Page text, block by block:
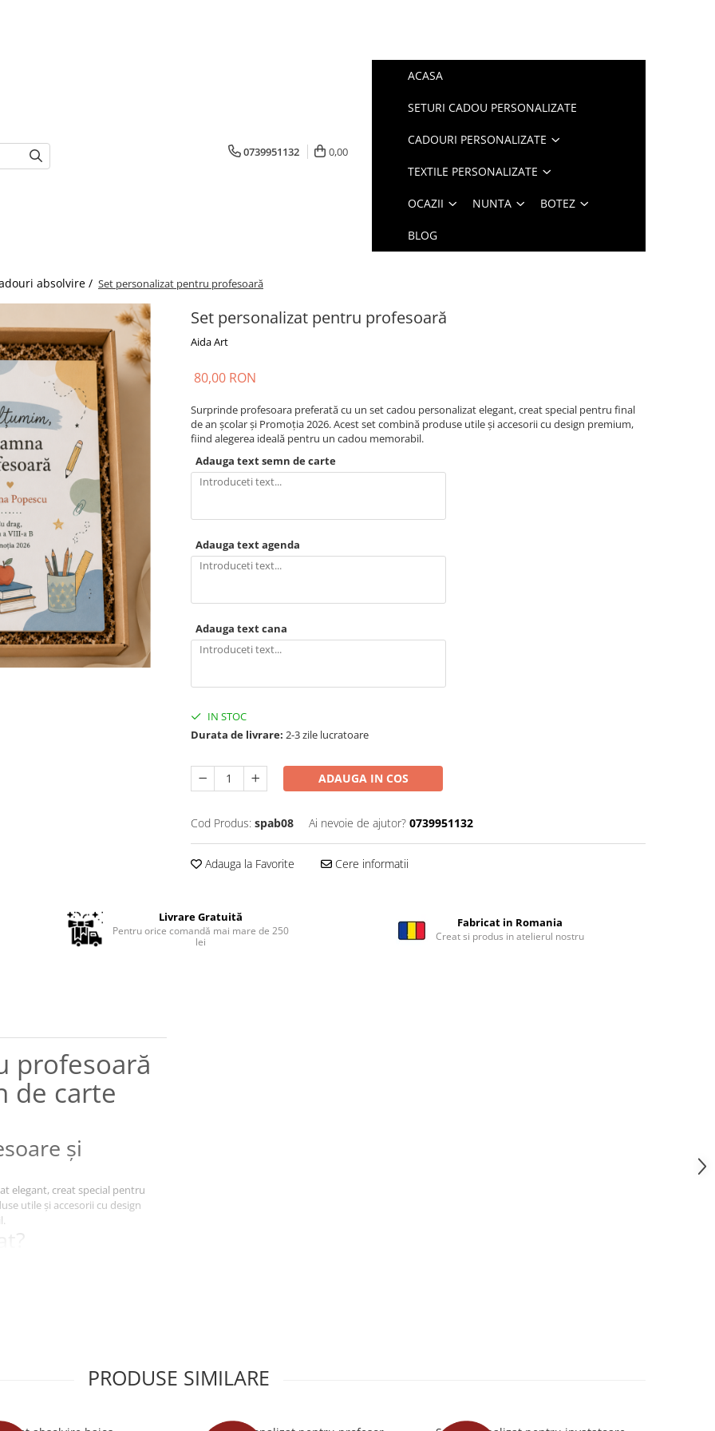
0739951132 0,00
ACASA
SETURI CADOU PERSONALIZATE
CADOURI PERSONALIZATE
TEXTILE PERSONALIZATE
OCAZII NUNTA BOTEZ
BLOG
absolvire / Set personalizat pentru profesoară
Set personalizat pentru profesoară
Aida Art
80,00 RON
Surprinde profesoara preferată cu un set cadou personalizat elegant, creat special pentru final
de an școlar și Promoția 2026. Acest set combină produse utile și accesorii cu design premium,
fiind alegerea ideală pentru un cadou memorabil.
Adauga text semn de carte
Adauga text agenda
Adauga text cana
IN STOC
Durata de livrare: 2-3 zile lucratoare
ADAUGA IN COS
Cod Produs: spab08 Ai nevoie de ajutor? 0739951132
Adauga la Favorite Cere informatii
Livrare Gratuită
Pentru orice comandă mai mare de 250
lei
Fabricat in Romania
Creat si produs in atelierul nostru
profesoară
de carte
și
elegant, creat special pentru
utile și accesorii cu design
pentru profesoare,
an școlar
PRODUSE SIMILARE